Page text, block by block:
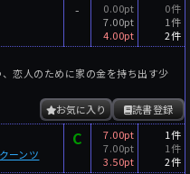
-
0.00pt
7.00pt
4.00pt
0件
1件
2件
恋人のために家の金を持ち出す少
読書登録
お気に入り
ーンツ
C
7.00pt
7.00pt
3.50pt
1件
1件
2件